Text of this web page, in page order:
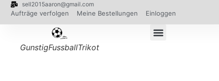
sell2015aaron@gmail.com
Aufträge verfolgen Meine Bestellungen Einloggen
GunstigFussballTrikot